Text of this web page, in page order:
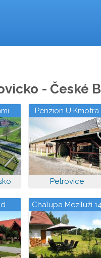
- České
Penzion U Kmotra
Petrovice
Chalupa Meziluží